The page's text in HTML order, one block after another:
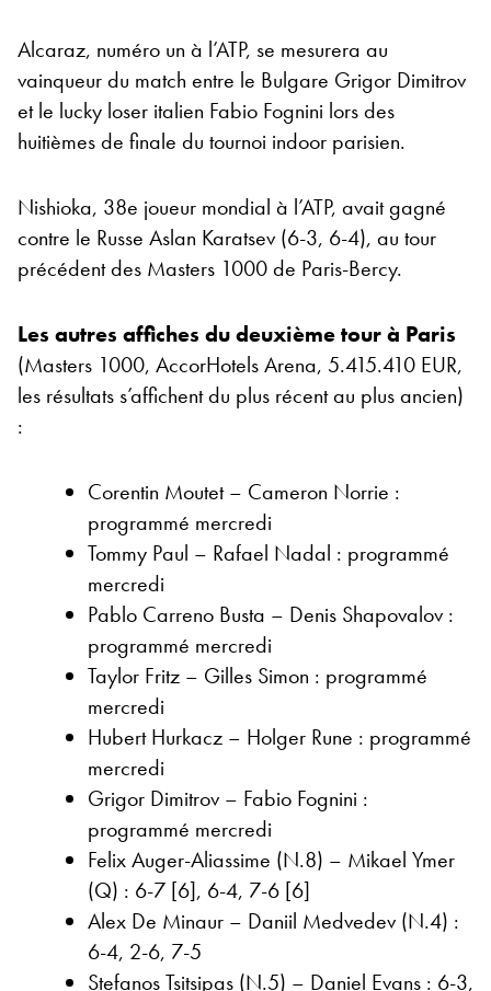
Alcaraz, numéro un à l’ATP, se mesurera au
vainqueur du match entre le Bulgare Grigor Dimitrov
et le lucky loser italien Fabio Fognini lors des
huitièmes de finale du tournoi indoor parisien.
Nishioka, 38e joueur mondial à l’ATP, avait gagné
contre le Russe Aslan Karatsev (6-3, 6-4), au tour
précédent des Masters 1000 de Paris-Bercy.
Les autres affiches du deuxième tour à Paris
(Masters 1000, AccorHotels Arena, 5.415.410 EUR,
les résultats s’affichent du plus récent au plus ancien)
:
Corentin Moutet – Cameron Norrie :
programmé mercredi
Tommy Paul – Rafael Nadal : programmé
mercredi
Pablo Carreno Busta – Denis Shapovalov :
programmé mercredi
Taylor Fritz – Gilles Simon : programmé
mercredi
Hubert Hurkacz – Holger Rune : programmé
mercredi
Grigor Dimitrov – Fabio Fognini :
programmé mercredi
Felix Auger-Aliassime (N.8) – Mikael Ymer
(Q) : 6-7 [6], 6-4, 7-6 [6]
Alex De Minaur – Daniil Medvedev (N.4) :
6-4, 2-6, 7-5
Stefanos Tsitsipas (N.5) – Daniel Evans : 6-3,